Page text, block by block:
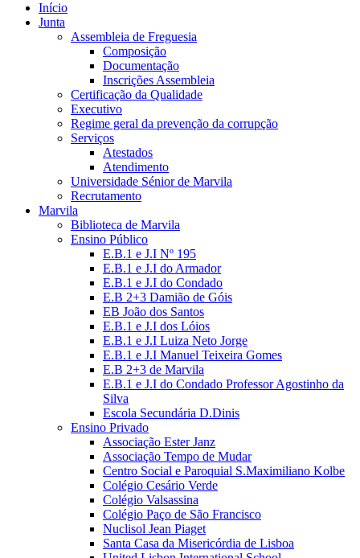
Início
Junta
Assembleia de Freguesia
Composição
Documentação
Inscrições Assembleia
Certificação da Qualidade
Executivo
Regime geral da prevenção da corrupção
Serviços
Atestados
Atendimento
Universidade Sénior de Marvila
Recrutamento
Marvila
Biblioteca de Marvila
Ensino Público
E.B.1 e J.I Nº 195
E.B.1 e J.I do Armador
E.B.1 e J.I do Condado
E.B 2+3 Damião de Góis
EB João dos Santos
E.B.1 e J.I dos Lóios
E.B.1 e J.I Luiza Neto Jorge
E.B.1 e J.I Manuel Teixeira Gomes
E.B 2+3 de Marvila
E.B.1 e J.I do Condado Professor Agostinho da
Silva
Escola Secundária D.Dinis
Ensino Privado
Associação Ester Janz
Associação Tempo de Mudar
Centro Social e Paroquial S.Maximiliano Kolbe
Colégio Cesário Verde
Colégio Valsassina
Colégio Paço de São Francisco
Nuclisol Jean Piaget
Santa Casa da Misericórdia de Lisboa